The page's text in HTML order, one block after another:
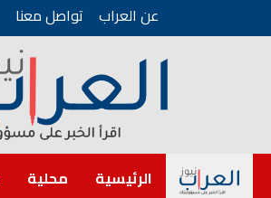
عن العراب تواصل معنا
الرئيسية محلية